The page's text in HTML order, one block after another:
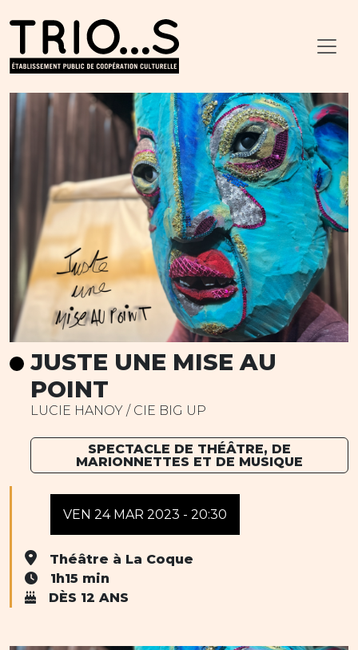
JUSTE UNE MISE AU
POINT
LUCIE HANOY / CIE BIG UP
SPECTACLE DE THÉÂTRE, DE
MARIONNETTES ET DE MUSIQUE
VEN 24 MAR 2023 - 20:30
Théâtre à La Coque
1h15 min
DÈS 12 ANS